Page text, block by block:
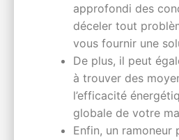
approfondi des
déceler tout
vous fournir une
De plus, il peut
à trouver des
l’efficacité
globale de votre
Enfin, un ramoneur